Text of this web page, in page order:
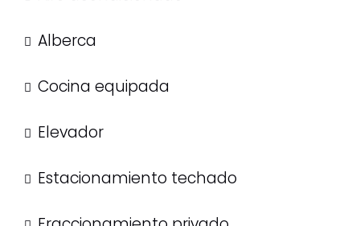
Alberca
Cocina equipada
Elevador
Estacionamiento techado